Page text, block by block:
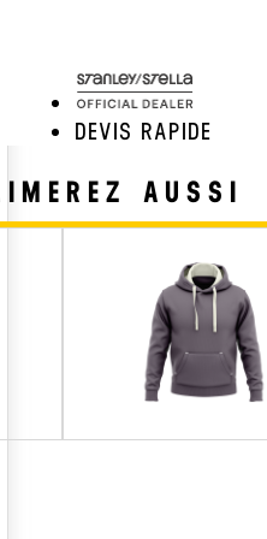
DEVIS RAPIDE
AUSSI